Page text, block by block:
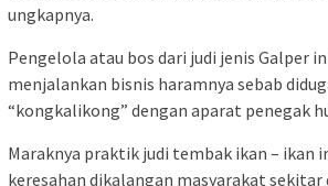
ungkapnya.
Pengelola atau bos dari judi jenis Galper
menjalankan bisnis haramnya sebab
“kongkalikong” dengan aparat penegak
Maraknya praktik judi tembak ikan – ikan
keresahan dikalangan masyarakat